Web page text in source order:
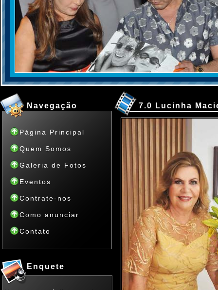
Navegação
Página Principal
Quem Somos
Galeria de Fotos
Eventos
Contrate-nos
Como anunciar
Contato
Enquete
7.0 Lucinha